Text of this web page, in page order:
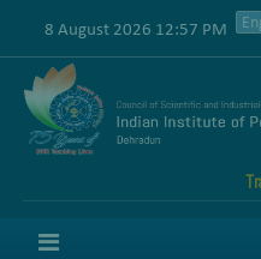
8 August 2026 12:57 PM